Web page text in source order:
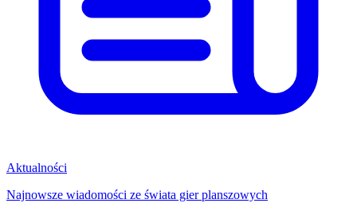
Aktualności
Najnowsze wiadomości ze świata gier planszowych